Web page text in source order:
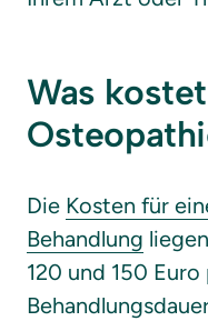
Was
Die Kosten für
Behandlung
120 und 150